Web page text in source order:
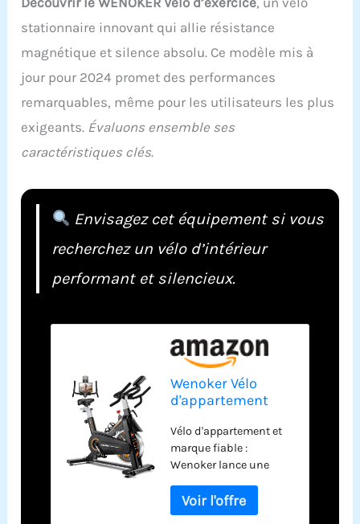
stationnaire innovant qui allie résistance
magnétique et silence absolu. Ce modèle mis à
jour pour 2024 promet des performances
remarquables, même pour les utilisateurs les plus
exigeants. Évaluons ensemble ses
caractéristiques clés.
Envisagez cet équipement si vous
recherchez un vélo d’intérieur
performant et silencieux.
Wenoker Vélo
d'appartement
vélo d'intérieur
avec
entraînement par
courroie
silencieuse, volant
d'inertie lourd,
Vélo d'appartement et
marque fiable :
Wenoker lance une
en acier d'aluminium
incroyablement